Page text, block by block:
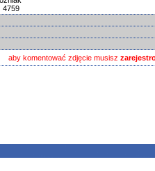
4759
aby komentować zdjęcie musisz